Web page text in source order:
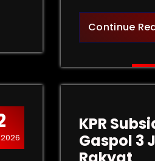
Bayang The Fed vs
Continue
KPR
Gaspol 3